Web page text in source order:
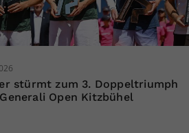
stürmt zum 3. Doppeltriumph
Open Kitzbühel